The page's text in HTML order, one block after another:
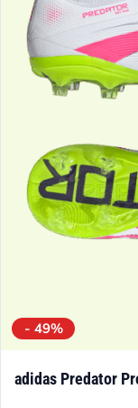
Die
Optionen
können
Produktseite
gewählt
- 49%
adidas Predator